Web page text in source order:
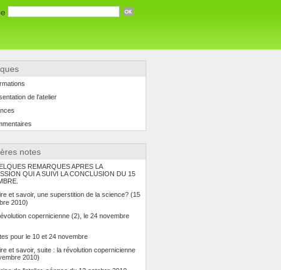
de l'atelier
notes
REMARQUES APRES LA
QUI A SUIVI LA CONCLUSION DU 15
et savoir, une superstition de la science? (15
2010)
copernicienne (2), le 24 novembre
pour le 10 et 24 novembre
et savoir, suite : la révolution copernicienne
2010)